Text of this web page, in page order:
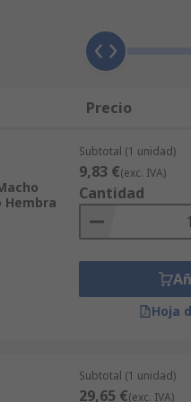
dos controladores
Este tipo de conector
en los dispositivos de
Precio
Hembra
Subtotal (1 unidad)
9,83 €(exc. IVA)
Cantidad
Hoja
Subtotal (1 unidad)
29,65 €(exc. IVA)